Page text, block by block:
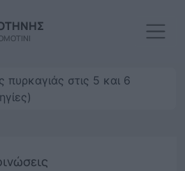
πυρκαγιάς στις 5 και 6